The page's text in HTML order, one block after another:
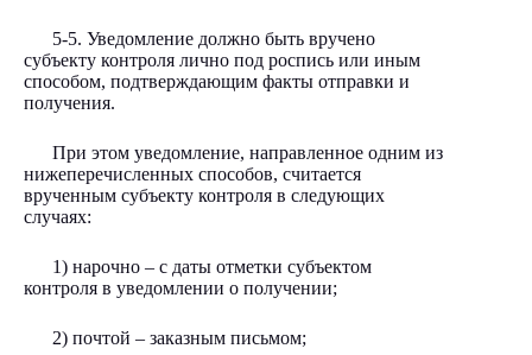
5-5. Уведомление должно быть вручено
субъекту контроля лично под роспись или иным
способом, подтверждающим факты отправки и
получения.
При этом уведомление, направленное одним из
нижеперечисленных способов, считается
врученным субъекту контроля в следующих
случаях:
1) нарочно – с даты отметки субъектом
контроля в уведомлении о получении;
2) почтой – заказным письмом;